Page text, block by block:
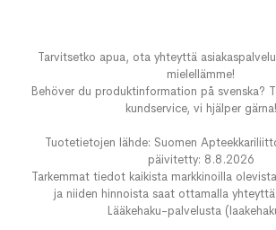
Tarvitsetko apua, ota yhteyttä
mielellämme!
Behöver du produktinformation på svenska?
kundservice, vi hjälper gärna!
Tuotetietojen lähde: Suomen
päivitetty: 8.8.2026
Tarkemmat tiedot kaikista markkinoilla
ja niiden hinnoista saat ottamalla
Lääkehaku-palvelusta